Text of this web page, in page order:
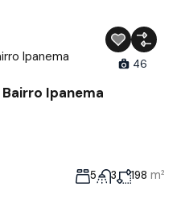
46
Ipanema
5 3 198 m²